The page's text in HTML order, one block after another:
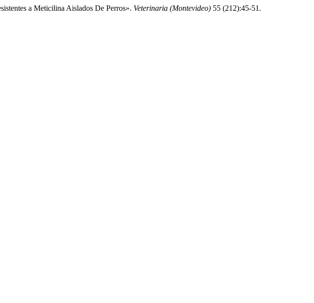
a Meticilina Aislados De Perros». Veterinaria (Montevideo) 55 (212):45-51.